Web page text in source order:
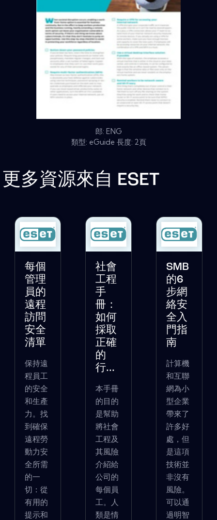
郎: ENG
類型: eGuide 長度: 2頁
更多資源來自 ESET
每個
管理
員的
遠程
訪問
安全
清單
保持遠
程員工
的安全
和生產
力。找
到確保
遠程勞
動力安
全所需
的一
切：從
有用的
提示和
社會
工程
手
冊：
如何
採取
正確
的
行...
本手冊
的目的
是幫助
將社會
工程及
其風險
介紹給
公司的
每個員
工。人
類是情
SMB
的6
步網
絡安
全入
門指
南
計算機
和互聯
網為小
型企業
帶來了
許多好
處，但
是這項
技術並
非沒有
風險。
可以通
過明智